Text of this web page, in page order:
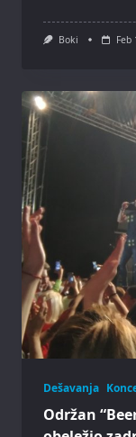
Boki Feb
Dešavanja
Održan